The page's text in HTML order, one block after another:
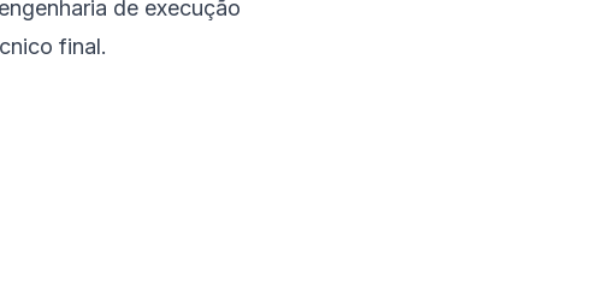
de execução
final.